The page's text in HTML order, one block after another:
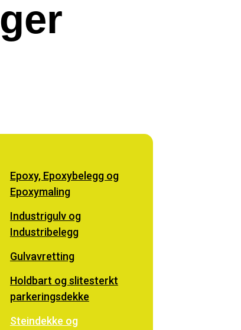
Epoxy, Epoxybelegg og
Epoxymaling
Industrigulv og
Industribelegg
Gulvavretting
Holdbart og slitesterkt
parkeringsdekke
Steindekke og